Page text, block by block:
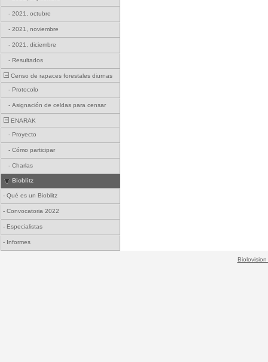
- 2021, octubre
- 2021, noviembre
- 2021, diciembre
- Resultados
Censo de rapaces forestales diurnas
- Protocolo
- Asignación de celdas para censar
ENARAK
- Proyecto
- Cómo participar
- Charlas
Bioblitz
- Qué es un Bioblitz
- Convocatoria 2022
- Especialistas
- Informes
Biolovision